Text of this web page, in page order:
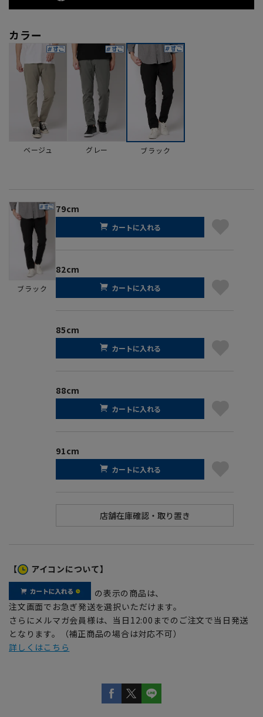
カラー
ベージュ グレー ブラック
ブラック
79cm
カートに入れる
82cm
カートに入れる
85cm
カートに入れる
88cm
カートに入れる
91cm
カートに入れる
【 アイコンについて】
の表示の商品は、
注文画面でお急ぎ発送を選択いただけます。
さらにメルマガ会員様は、当日12:00までのご注文で当日発送
となります。（補正商品の場合は対応不可）
詳しくはこちら